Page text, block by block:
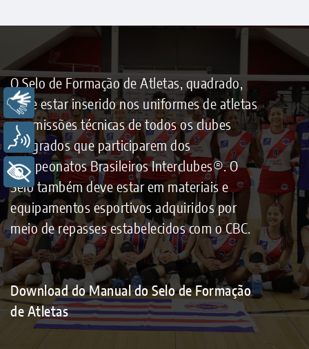
O Selo de Formação de Atletas, quadrado,
deve estar inserido nos uniformes de atletas
e comissões técnicas de todos os clubes
integrados que participarem dos
Campeonatos Brasileiros Interclubes®. O
Selo também deve estar em materiais e
equipamentos esportivos adquiridos por
meio de repasses estabelecidos com o CBC.
Download do Manual do Selo de Formação
de Atletas
Libras
Voz
+ Acessibilidade